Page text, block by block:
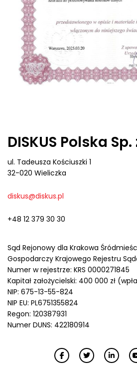
DISKUS Polska Sp.
ul. Tadeusza Kościuszki 1
32-020 Wieliczka
diskus@diskus.pl
+48 12 379 30 30
Sąd Rejonowy dla Krakowa
Gospodarczy Krajowego Rejestru
Numer w rejestrze: KRS 0000271845
Kapitał założycielski: 400 000 zł
NIP: 675-13-55-824
NIP EU: PL6751355824
Regon: 120387931
Numer DUNS: 422180914